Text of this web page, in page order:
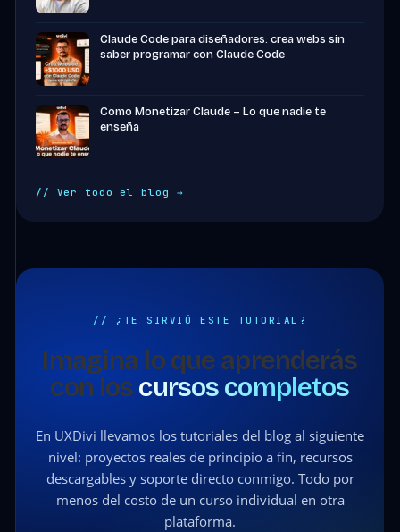
Claude Code para diseñadores: crea webs sin
saber programar con Claude Code
Como Monetizar Claude – Lo que nadie te
enseña
// Ver todo el blog →
// ¿TE SIRVIÓ ESTE TUTORIAL?
Imagina lo que aprenderás
con los cursos completos
En UXDivi llevamos los tutoriales del blog al siguiente
nivel: proyectos reales de principio a fin, recursos
descargables y soporte directo conmigo. Todo por
menos del costo de un curso individual en otra
plataforma.